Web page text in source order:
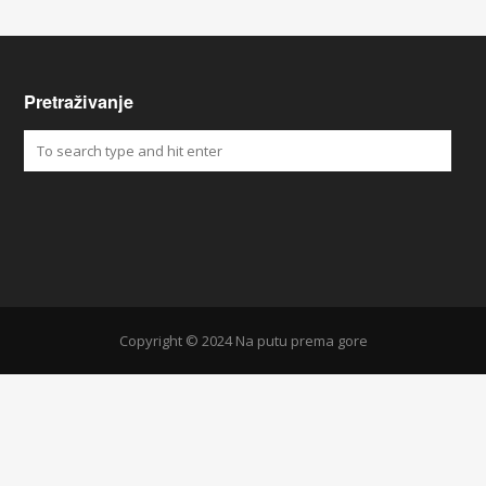
Pretraživanje
Copyright © 2024 Na putu prema gore